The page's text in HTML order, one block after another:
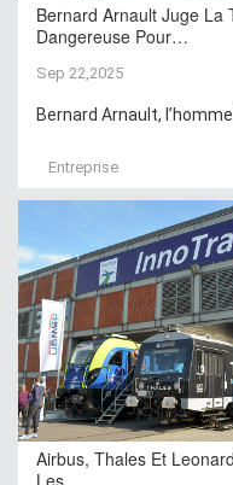
Bernard Arnault Juge La
Dangereuse Pour…
Sep 22,2025
Bernard Arnault,
Entreprise
Airbus, Thales Et